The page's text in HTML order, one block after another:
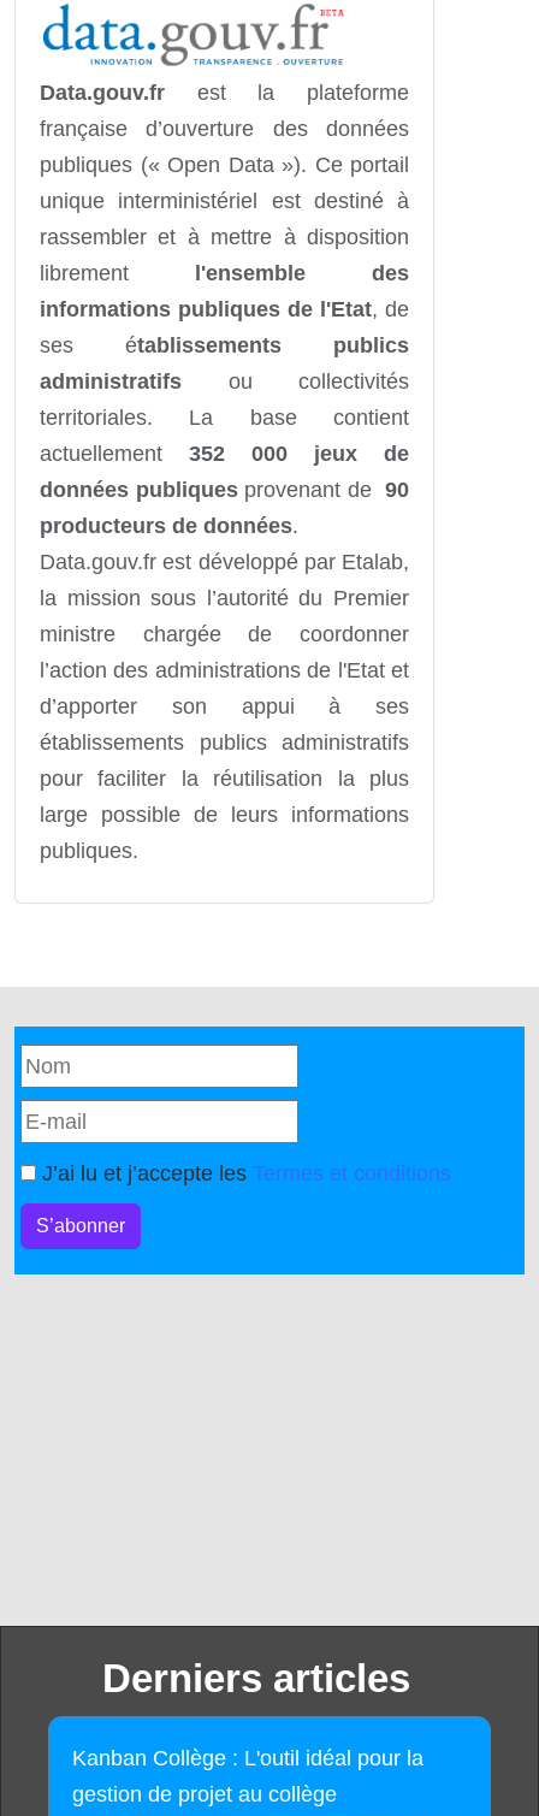
Data.gouv.fr est la plateforme
française d’ouverture des données
publiques (« Open Data »). Ce portail
unique interministériel est destiné à
rassembler et à mettre à disposition
librement
l'ensemble des
informations publiques de l'Etat, de
ses établissements publics
administratifs ou collectivités
territoriales. La base contient
actuellement 352 000 jeux de
données publiquesprovenant de90
producteurs de données.
Data.gouv.fr est développé par Etalab,
la mission sous l’autorité du Premier
ministre chargée de coordonner
l’action des administrations de l'Etat et
d’apporter son appui à ses
établissements publics administratifs
pour faciliter la réutilisation la plus
large possible de leurs informations
publiques.
J’ai lu et j’accepte les Termes et conditions
S’abonner
Derniers articles
Kanban Collège : L'outil idéal pour la
gestion de projet au collège